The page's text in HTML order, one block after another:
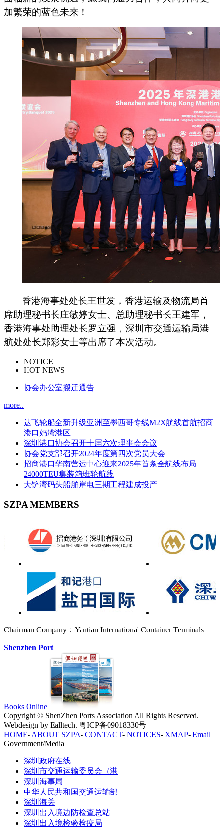
加繁荣的蓝色未来！
香港海事处处长王世发，香港运输及物流局首
席助理秘书长庄敏婷女士、总助理秘书长王建军，
香港海事处助理处长罗立强，深圳市交通运输局港
航处处长郑彩女士等出席了本次活动。
NOTICE
HOT NEWS
协会办公室搬迁通告
more..
达飞轮船全新升级亚洲至墨西哥专线M2X航线首航招商
港口妈湾港区
深圳港口协会召开十届六次理事会会议
协会党支部召开2024年度第四次党员大会
招商港口华南营运中心迎来2025年首条全航线布局
24000TEU集装箱班轮航线
大铲湾码头船舶岸电三期工程建成投产
SZPA MEMBERS
Chairman Company：Yantian International Container Terminals
Shenzhen Port
Books Online
Copyright © ShenZhen Ports Association All Rights Reserved.
Webdesign by Ealltech. 粤ICP备09018330号
HOME- ABOUT SZPA- CONTACT- NOTICES- XMAP- Email
Government/Media
深圳政府在线
深圳市交通运输委员会（港
深圳海事局
中华人民共和国交通运输部
深圳海关
深圳出入境边防检查总站
深圳出入境检验检疫局